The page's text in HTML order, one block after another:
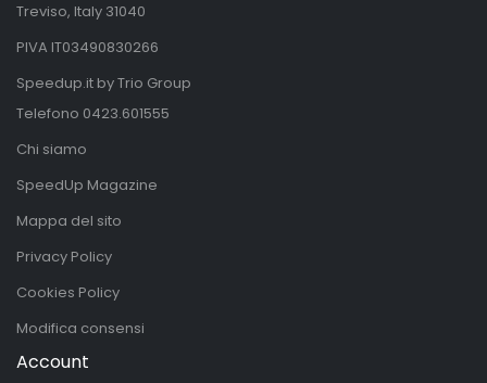
Treviso, Italy 31040
PIVA IT03490830266
Speedup.it by Trio Group
Telefono 0423.601555
Chi siamo
SpeedUp Magazine
Mappa del sito
Privacy Policy
Cookies Policy
Modifica consensi
Account